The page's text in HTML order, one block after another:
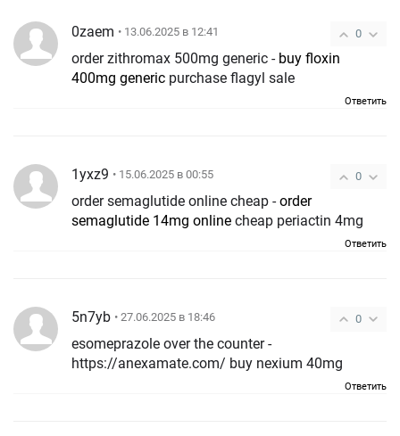
0
0zaem • 13.06.2025 в 12:41
order zithromax 500mg generic - buy floxin
400mg generic purchase flagyl sale
Ответить
0
1yxz9 • 15.06.2025 в 00:55
order semaglutide online cheap -order
semaglutide 14mg online cheap periactin 4mg
Ответить
0
5n7yb • 27.06.2025 в 18:46
esomeprazole over the counter -
https://anexamate.com/ buy nexium 40mg
Ответить